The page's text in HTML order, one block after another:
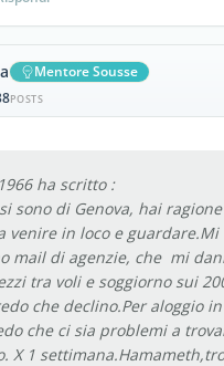
Mentore Sousse
POSTS
ha scritto :
sono di Genova, hai ragione
venire in loco e guardare.Mi
mail di agenzie, che mi
tra voli e soggiorno sui
che declino.Per aloggio
che ci sia problemi a
X 1